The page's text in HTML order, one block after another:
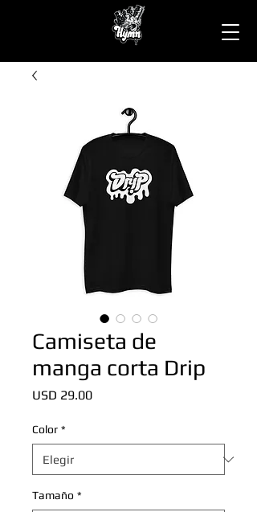
Camiseta de
manga corta Drip
USD 29.00Precio
Color *
Tamaño *